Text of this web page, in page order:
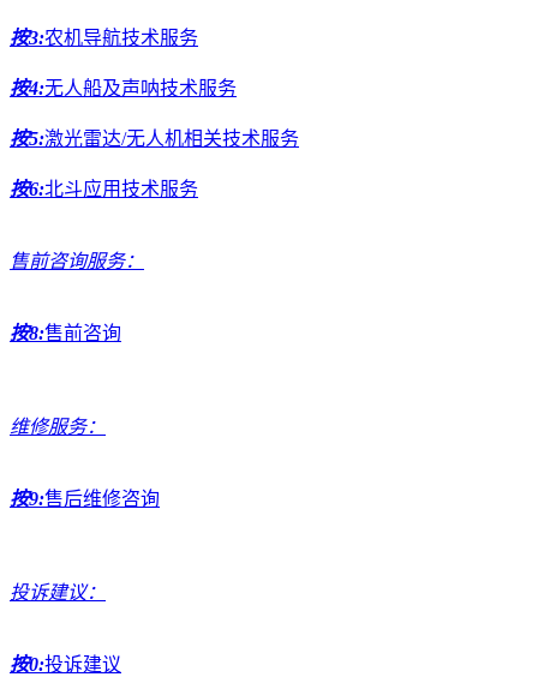
按3:农机导航技术服务
按4:无人船及声呐技术服务
按5:激光雷达/无人机相关技术服务
按6:北斗应用技术服务
售前咨询服务：
按8:售前咨询
维修服务：
按9:售后维修咨询
投诉建议：
按0:投诉建议